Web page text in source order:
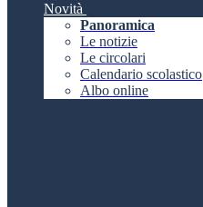
Novità
Panoramica
Le notizie
Le circolari
Calendario scolastico
Albo online